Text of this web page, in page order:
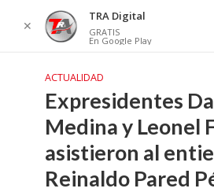
ACTUALIDAD
Expresidentes
Medina y Leonel
asistieron al
Reinaldo Pared
✕
TRA Digital
GRATIS
En Google Play